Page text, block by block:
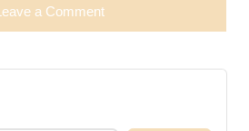
Leave a Comment